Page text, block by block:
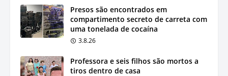
Presos são encontrados em
compartimento secreto de carreta com
uma tonelada de cocaína
3.8.26
Professora e seis filhos são mortos a
tiros dentro de casa